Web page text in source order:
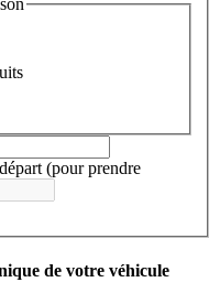
(pour prendre
de votre véhicule